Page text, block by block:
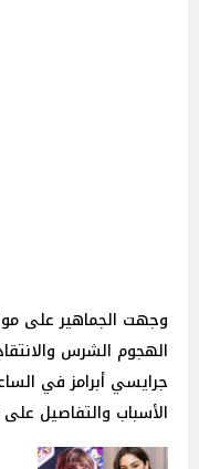
وجهت الجماهير على
الهجوم الشرس
جرايسي أبرامز في
الأسباب والتفاصيل على